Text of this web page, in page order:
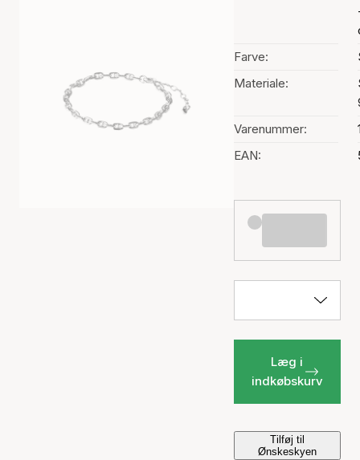
Farve:
Materiale:
Varenummer:
EAN:
Læg i
indkøbskurv
Tilføj til
Ønskeskyen